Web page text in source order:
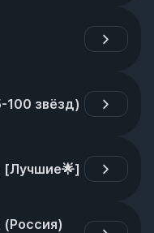
100 звёзд)
[Лучшие🌟]
(Россия)